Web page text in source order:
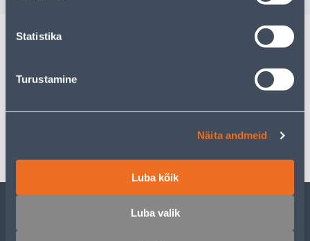
Statistika
Turustamine
Näita andmeid
Luba kõik
Luba valik